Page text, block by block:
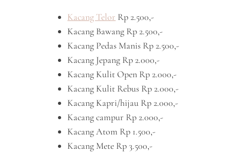
Kacang Telor Rp 2.500,-
Kacang Bawang Rp 2.500,-
Kacang Pedas Manis Rp 2.500,-
Kacang Jepang Rp 2.000,-
Kacang Kulit Open Rp 2.000,-
Kacang Kulit Rebus Rp 2.000,-
Kacang Kapri/hijau Rp 2.000,-
Kacang campur Rp 2.000,-
Kacang Atom Rp 1.500,-
Kacang Mete Rp 3.500,-